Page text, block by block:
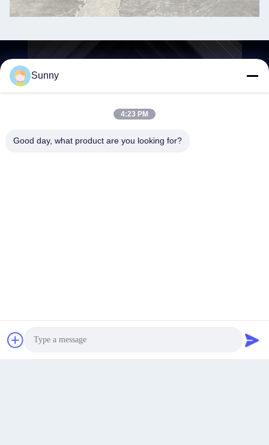
Sunny
4:23 PM
Good day, what product are you looking for?